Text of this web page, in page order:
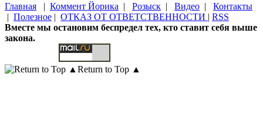
Главная | Коммент Йорика | Розыск | Видео | Контакты
| Полезное | ОТКАЗ ОТ ОТВЕТСТВЕННОСТИ | RSS
Вместе мы остановим беспредел тех, кто ставит себя выше
закона.
Return to Top ▲